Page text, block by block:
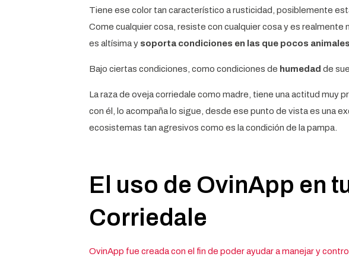
Tiene ese color tan característico a rusticidad, posiblemente
Come cualquier cosa, resiste con cualquier cosa y es
es altísima y soporta condiciones en las que pocos
Bajo ciertas condiciones, como condiciones de humedadde
La raza de oveja corriedale como madre, tiene una actitud muy
con él, lo acompaña lo sigue, desde ese punto de vista es una
ecosistemas tan agresivos como es la condición de la pampa.
El uso de OvinApp en
Corriedale
OvinApp fue creada con el fin de poder ayudar a manejar y